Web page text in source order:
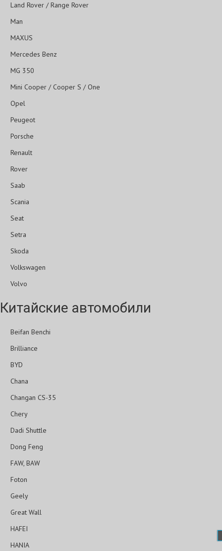
Land Rover / Range Rover
Man
MAXUS
Mercedes Benz
MG 350
Mini Cooper / Cooper S / One
Opel
Peugeot
Porsche
Renault
Rover
Saab
Scania
Seat
Setra
Skoda
Volkswagen
Volvo
Китайские автомобили
Beifan Benchi
Brilliance
BYD
Chana
Changan CS-35
Chery
Dadi Shuttle
Dong Feng
FAW, BAW
Foton
Geely
Great Wall
HAFEI
HANIA